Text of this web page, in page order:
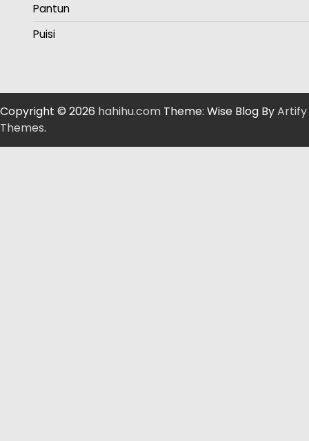
Pantun
Puisi
Copyright © 2026 hahihu.com Theme: Wise Blog ByArtify
Themes.